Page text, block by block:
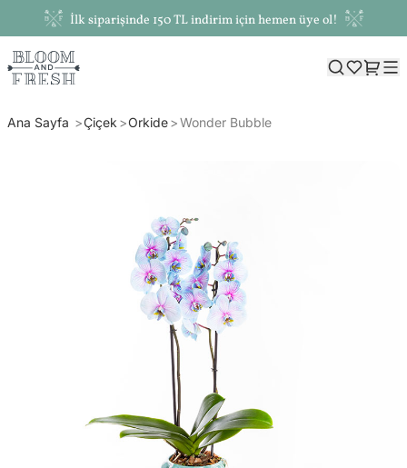
İlk siparişinde 150 TL indirim için hemen üye ol!
Ana Sayfa Çiçek Orkide Wonder Bubble